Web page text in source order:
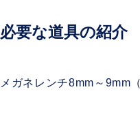
必要な道具の紹介
メガネレンチ8mm～9mm